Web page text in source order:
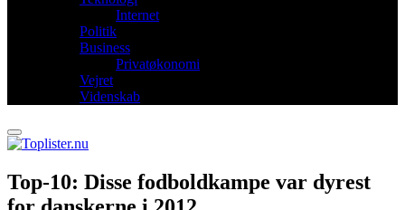
Internet
Politik
Business
Privatøkonomi
Vejret
Videnskab
Top-10: Disse fodboldkampe var dyrest